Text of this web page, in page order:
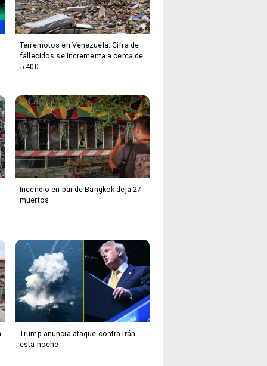
Terremotos en Venezuela: Cifra de
fallecidos se incrementa a cerca de
5.400
Incendio en bar de Bangkok deja 27
muertos
Trump anuncia ataque contra Irán
esta noche